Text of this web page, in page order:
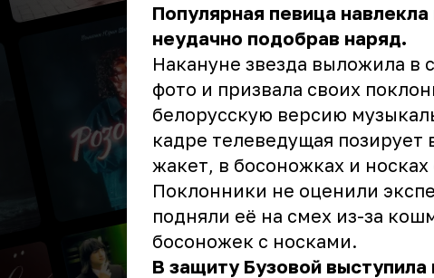
Популярная певица
неудачно подобрав наряд.
Накануне звезда выложила в
фото и призвала своих
белорусскую версию
кадре телеведущая позирует
жакет, в босоножках и
Поклонники не оценили
подняли её на смех из-за
босоножек с носками.
В защиту Бузовой выступила